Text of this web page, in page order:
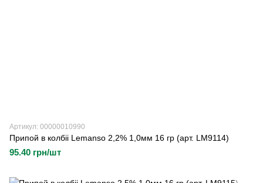
Артикул: 00000010990
Припой в колбіі Lemanso 2,2% 1,0мм 16 гр (арт. LM9114)
95.40 грн/шт